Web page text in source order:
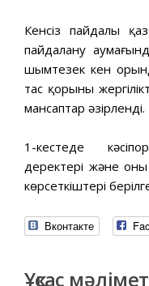
Кенсіз пайдалы
пайдалану
шымтезек кен
тас қорының
мансаптар әзірленді.
1-кестеде
деректері және оның
көрсеткіштері
Вконтакте
Ұқсас